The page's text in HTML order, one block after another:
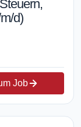
d)
Job